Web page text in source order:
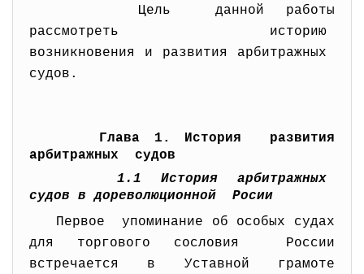
Цель данной работы
рассмотреть историю
возникновения и развития арбитражных
судов.
Глава 1. История развития
арбитражных судов
1.1 История арбитражных
судов в дореволюционной Росии
Первое упоминание об особых судах
для торгового сословия России
встречается в Уставной грамоте